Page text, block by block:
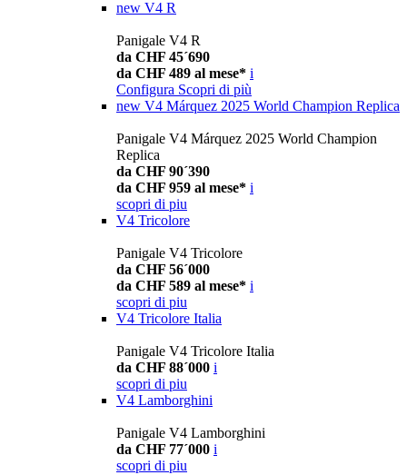
new V4 R
Panigale V4 R
da CHF 45´690
da CHF 489 al mese* i
Configura Scopri di più
new V4 Márquez 2025 World Champion Replica
Panigale V4 Márquez 2025 World Champion
Replica
da CHF 90´390
da CHF 959 al mese* i
scopri di piu
V4 Tricolore
Panigale V4 Tricolore
da CHF 56´000
da CHF 589 al mese* i
scopri di piu
V4 Tricolore Italia
Panigale V4 Tricolore Italia
da CHF 88´000 i
scopri di piu
V4 Lamborghini
Panigale V4 Lamborghini
da CHF 77´000 i
scopri di piu